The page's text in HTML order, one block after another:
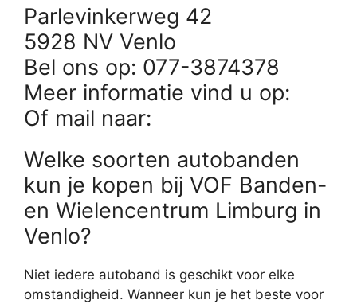
Parlevinkerweg 42
5928 NV Venlo
Bel ons op: 077-3874378
Meer informatie vind u op:
Of mail naar:
Welke soorten autobanden
kun je kopen bij VOF Banden-
en Wielencentrum Limburg in
Venlo?
Niet iedere autoband is geschikt voor elke
omstandigheid. Wanneer kun je het beste voor